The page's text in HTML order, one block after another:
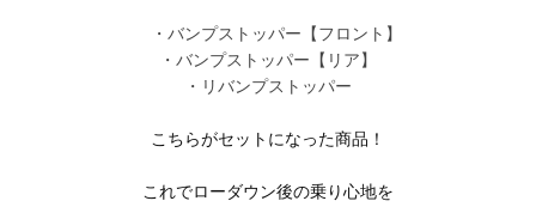
・バンプストッパー【フロント】
・バンプストッパー【リア】
・リバンプストッパー
こちらがセットになった商品！
これでローダウン後の乗り心地を